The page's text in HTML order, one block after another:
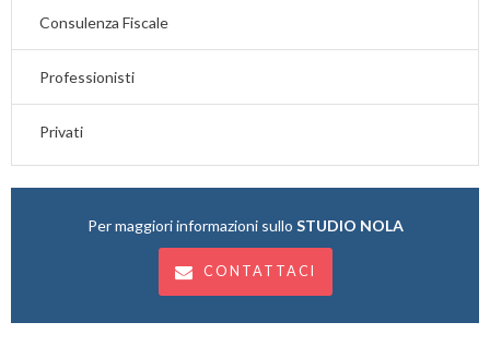
Consulenza Fiscale
Professionisti
Privati
Per maggiori informazioni sullo STUDIO NOLA
CONTATTACI